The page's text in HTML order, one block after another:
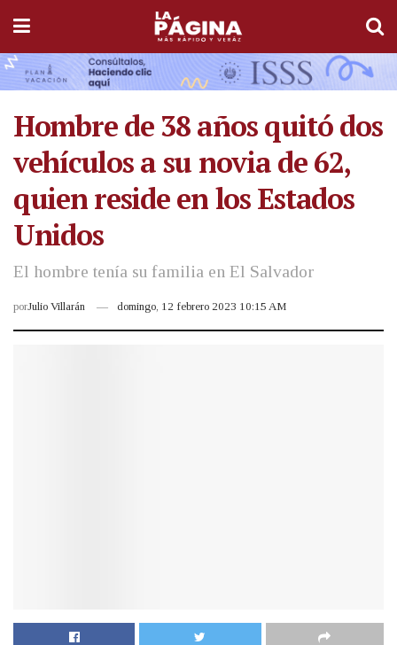
Hombre de 38 años quitó dos
vehículos a su novia de 62,
quien reside en los Estados
Unidos
El hombre tenía su familia en El Salvador
porJulio Villarán domingo, 12 febrero 2023 10:15 AM